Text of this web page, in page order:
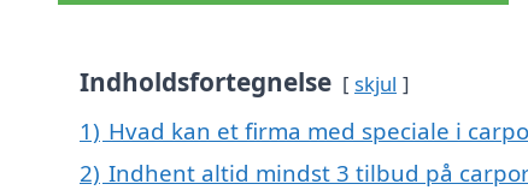
Indholdsfortegnelse skjul
1) Hvad kan et firma med speciale i
2) Indhent altid mindst 3 tilbud på